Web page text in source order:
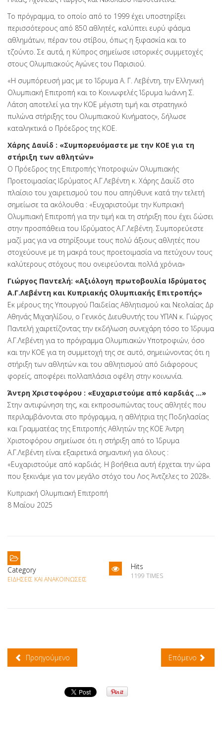
Το πρόγραμμα, το οποίο από το 1999 έχει υποστηρίξει
περισσότερους από 850 αθλητές, καλύπτει ευρύ φάσμα
αθλημάτων, πέραν του στίβου, όπως η ξιφασκία και το
τζούντο. Σε αυτά, η Κύπρος σημείωσε ιστορικές συμμετοχές
στους Ολυμπιακούς Αγώνες του Παρισιού.
«Η συμπόρευσή μας με το Ίδρυμα Α. Γ. Λεβέντη, την Ελληνική
Ολυμπιακή Επιτροπή και το Κοινωφελές Ίδρυμα Ιωάννη Σ.
Λάτση αποτελεί για την ΚΟΕ μέγιστη τιμή και στρατηγικό
πυλώνα στήριξης του Ολυμπιακού Κινήματος», δήλωσε
καταληκτικά ο Πρόεδρος της ΚΟΕ.
Χάρης Δαυίδ : «Συμπορευόμαστε με την ΚΟΕ για τη
στήριξη των αθλητών»
Ο Πρόεδρος της Επιτροπής Υποτροφιών Ολυμπιακής
Προετοιμασίας Ιδρύματος Α.Γ.Λεβέντη κ. Χάρης Δαυΐδ στο
πλαίσιο του χαιρετισμού του που απηύθυνε κατά την τελετή
σημείωσε τα ακόλουθα : «Ευχαριστούμε την Κυπριακή
Ολυμπιακή Επιτροπή για την τιμή και τη στήριξη που έχει δώσει
στην προσπάθεια του Ιδρύματος Α.Γ.Λεβέντη. Συμπορεύεστε
μαζί μας για να στηρίξουμε τους πολύ άξιους αθλητές που
στοχεύουνε με τη μακρά τους προετοιμασία να πετύχουν τους
καλύτερους στόχους που ονειρεύονται πολλά χρόνια»
Γιώργος Παντελή: «Αξιόλογη πρωτοβουλία Ιδρύματος
Α.Γ.Λεβέντη και Κυπριακής Ολυμπιακής Επιτροπής»
Εκ μέρους της Υπουργού Παιδείας Αθλητισμού και Νεολαίας Δρ
Αθηνάς Μιχαηλίδου, ο Γενικός Διευθυντής του ΥΠΑΝ κ. Γιώργος
Παντελή χαιρετίζοντας την εκδήλωση συνεχάρη τόσο το Ίδρυμα
Α.Γ.Λεβέντη για το πρόγραμμα Ολυμπιακών Υποτροφιών, όσο
και την ΚΟΕ για τη συμμετοχή της σε αυτό, σημειώνοντας ότι η
στήριξη των αθλητών και του αθλητισμού από διάφορους
φορείς, αποφέρει πολλαπλάσια οφέλη στην κοινωνία.
Άντρη Χριστοφόρου : «Ευχαριστούμε από καρδιάς ...»
Στην αντιφώνηση της, και εκπροσωπώντας τους αθλητές που
περιλαμβάνονται στο πρόγραμμα, η αθλήτρια της Ποδηλασίας
και Γραμματέας της Επιτροπής Αθλητών της ΚΟΕ Άντρη
Χριστοφόρου σημείωσε ότι η στήριξη από το Ίδρυμα
Α.Γ.Λεβέντη είναι εξαιρετικά σημαντική για όλους :
«Ευχαριστούμε από καρδιάς. Η βοήθεια αυτή έρχεται την ώρα
που ξεκινάμε για τον μεγάλο στόχο του Λος Άντζελες το 2028».
Κυπριακή Ολυμπιακή Επιτροπή
8 Μαΐου 2025
Category
ΕΙΔΉΣΕΙΣ ΚΑΙ ΑΝΑΚΟΙΝΏΣΕΙΣ
Hits
1199 TIMES
Προηγούμενο Επόμενο